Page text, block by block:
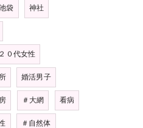
袋 神社
０代女性
婚活男子
＃大網 看病
＃自然体